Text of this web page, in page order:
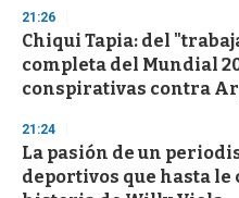
21:26
Chiqui Tapia: del
completa del Mundial
conspirativas contra
21:24
La pasión de un
deportivos que hasta